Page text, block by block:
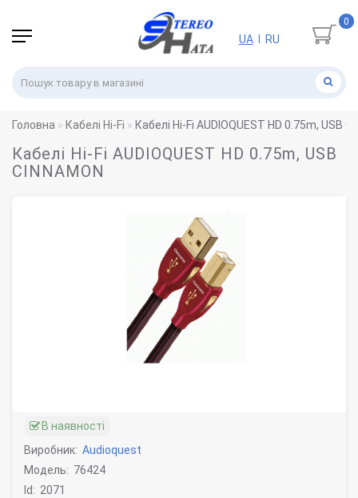
0
UA RU
Головна Кабелі Hi-Fi Кабелі Hi-Fi AUDIOQUEST HD 0.75m, USB
Кабелі Hi-Fi AUDIOQUEST HD 0.75m, USB
CINNAMON
В наявності
Виробник: Audioquest
Модель: 76424
Id: 2071